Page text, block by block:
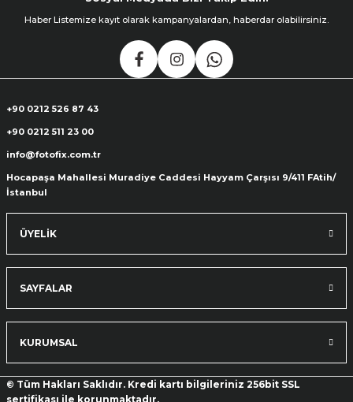
Haber Listemize kayıt olarak kampanyalardan, haberdar olabilirsiniz.
+90 0212 526 87 43
+90 0212 511 23 00
info@fotofix.com.tr
Hocapaşa Mahallesi Muradiye Caddesi Hayyam Çarşısı 9/411 FAtih/
İstanbul
ÜYELİK
SAYFALAR
KURUMSAL
© Tüm Hakları Saklıdır. Kredi kartı bilgileriniz 256bit SSL
sertifikası ile korunmaktadır.